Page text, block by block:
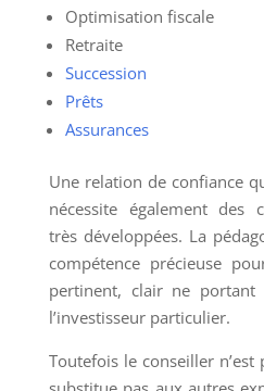
Optimisation fiscale
Retraite
Succession
Prêts
Assurances
Une relation de confiance
nécessite également des
très développées. La
compétence précieuse
pertinent, clair ne
l’investisseur particulier.
Toutefois le conseiller